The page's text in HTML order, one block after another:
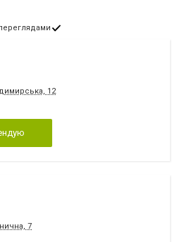
12
7